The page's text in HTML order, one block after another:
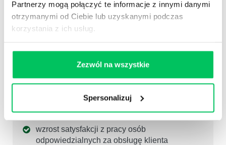
Partnerzy mogą połączyć te informacje z innymi danymi
otrzymanymi od Ciebie lub uzyskanymi podczas
korzystania z ich usług.
Zezwól na wszystkie
Spersonalizuj
z niepełnosprawnością
KORZYŚCIDLA PRACOWNIKA:
wzmocnienie u pracowników prawidłowych
postaw i zachowań w trakcie obsługi klienta z
rozwinięcie u pracowników pewności siebie w
kontaktach z osobami z niepełnosprawnością
wzrost satysfakcji z pracy osób
odpowiedzialnych za obsługę klienta